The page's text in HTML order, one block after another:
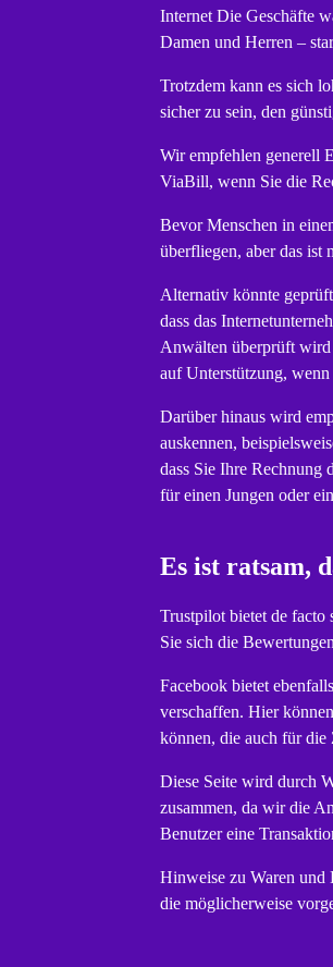
Internet Die Geschäfte
Damen und Herren –
Trotzdem kann es sich
sicher zu sein, den
Wir empfehlen generell
ViaBill, wenn Sie die
Bevor Menschen in
überfliegen, aber das ist
Alternativ könnte
dass das
Anwälten überprüft wird
auf Unterstützung,
Darüber hinaus wird
auskennen,
dass Sie Ihre Rechnung
für einen Jungen oder
Es ist ratsam,
Trustpilot bietet de
Sie sich die
Facebook bietet
verschaffen. Hier
können, die auch für
Diese Seite wird durch
zusammen, da wir die
Benutzer eine
Hinweise zu Waren und
die möglicherweise